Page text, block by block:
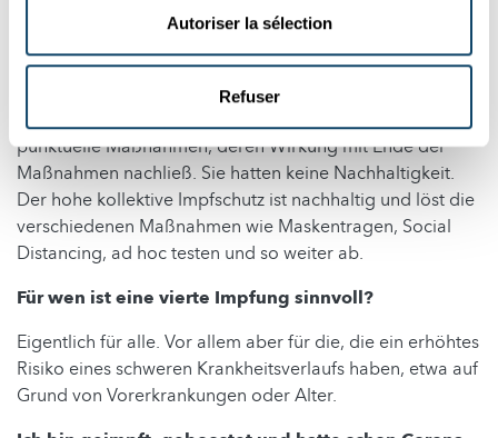
Autoriser la sélection
Refuser
Wie wahrscheinlich ist es, dass wir uns wegen einer
neuen Variante wieder stark einschränken müssen?
Sehr unwahrscheinlich. Die Einschränkungen waren
punktuelle Maßnahmen, deren Wirkung mit Ende der
Maßnahmen nachließ. Sie hatten keine Nachhaltigkeit.
Der hohe kollektive Impfschutz ist nachhaltig und löst die
verschiedenen Maßnahmen wie Maskentragen, Social
Distancing, ad hoc testen und so weiter ab.
Für wen ist eine vierte Impfung sinnvoll?
Eigentlich für alle. Vor allem aber für die, die ein erhöhtes
Risiko eines schweren Krankheitsverlaufs haben, etwa auf
Grund von Vorerkrankungen oder Alter.